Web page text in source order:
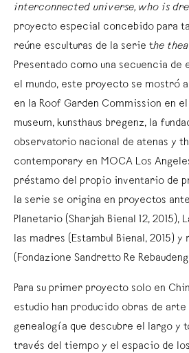
interconnected universe, who is
proyecto especial concebido para
reúne esculturas de la serie the
Presentado como una secuencia de
el mundo, este proyecto se mostró a
en la Roof Garden Commission en
museum, kunsthaus bregenz, la
observatorio nacional de atenas y
contemporary en MOCA Los
préstamo del propio inventario de
la serie se origina en proyectos
Planetario (Sharjah Bienal 12, 2015),
las madres (Estambul Bienal, 2015)
(Fondazione Sandretto Re
Para su primer proyecto solo en
estudio han producido obras de arte
genealogía que descubre el largo y
través del tiempo y el espacio de